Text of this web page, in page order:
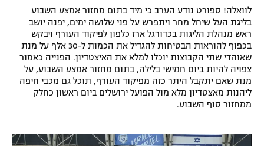
תנאי שימוש
מדיניות פרטיות
תקנון פעילות ספורט 1
רשיון להקרנה פומבית לבית עסק
הצטרפות לחבילת הערוצים
אומנויות לחימה
גיימינג E-Sports
לוואלה! ספורט נודע הערב כי מיד בתום מחזור אמצע השבוע
בליגת העל שיחל מחר ויתפרש על פני שלושה ימים, יפנה יושב
ראש מנהלת הליגות בכדורגל ארז כלפון לפיקוד העורף ויבקש
בכפוף להוראות הבטיחות להגדיל את הכמות ל-30 אלף על מנת
שאוהדי שתי הקבוצות יוכלו למלא את האיצטדיון. הפנייה כאמור
צפויה להיות ביום חמישי בלילה, בתום מחזור אמצע השבוע, על
מנת שאם יתקבל היתר כזה מפיקוד העורף, תוכל גם מכבי חיפה
ליהנות מאצטדיון מלא מול הפועל ירושלים ביום ראשון כחלק
ממחזור סוף השבוע.